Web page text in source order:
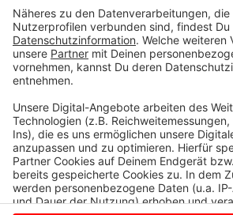
Anzeige
Anzeige